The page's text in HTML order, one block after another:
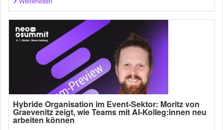
Hybride Organisation im Event-Sektor: Moritz von
Graevenitz zeigt, wie Teams mit AI-Kolleg:innen neu
arbeiten können